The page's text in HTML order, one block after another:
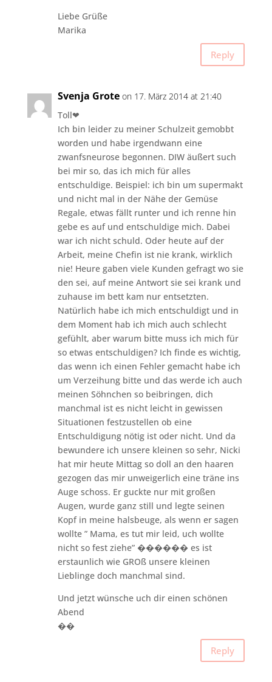
Liebe Grüße
Marika
Reply
Svenja Grote on 17. März 2014 at 21:40
Toll❤
Ich bin leider zu meiner Schulzeit gemobbt
worden und habe irgendwann eine
zwanfsneurose begonnen. DIW äußert such
bei mir so, das ich mich für alles
entschuldige. Beispiel: ich bin um supermakt
und nicht mal in der Nähe der Gemüse
Regale, etwas fällt runter und ich renne hin
gebe es auf und entschuldige mich. Dabei
war ich nicht schuld. Oder heute auf der
Arbeit, meine Chefin ist nie krank, wirklich
nie! Heure gaben viele Kunden gefragt wo sie
den sei, auf meine Antwort sie sei krank und
zuhause im bett kam nur entsetzten.
Natürlich habe ich mich entschuldigt und in
dem Moment hab ich mich auch schlecht
gefühlt, aber warum bitte muss ich mich für
so etwas entschuldigen? Ich finde es wichtig,
das wenn ich einen Fehler gemacht habe ich
um Verzeihung bitte und das werde ich auch
meinen Söhnchen so beibringen, dich
manchmal ist es nicht leicht in gewissen
Situationen festzustellen ob eine
Entschuldigung nötig ist oder nicht. Und da
bewundere ich unsere kleinen so sehr, Nicki
hat mir heute Mittag so doll an den haaren
gezogen das mir unweigerlich eine träne ins
Auge schoss. Er guckte nur mit großen
Augen, wurde ganz still und legte seinen
Kopf in meine halsbeuge, als wenn er sagen
wollte ” Mama, es tut mir leid, uch wollte
nicht so fest ziehe” ������ es ist
erstaunlich wie GROß unsere kleinen
Lieblinge doch manchmal sind.
Und jetzt wünsche uch dir einen schönen
Abend
��
Reply